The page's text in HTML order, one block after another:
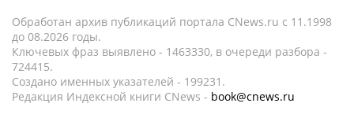
Обработан архив публикаций портала CNews.ru c 11.1998
до 08.2026 годы.
Ключевых фраз выявлено - 1463330, в очереди разбора -
724415.
Создано именных указателей - 199231.
Редакция Индексной книги CNews - book@cnews.ru